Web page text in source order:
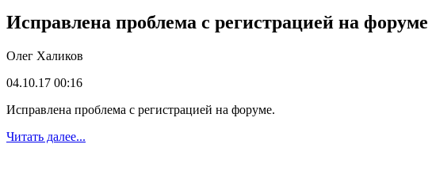
Исправлена проблема с регистрацией на форуме
Олег Халиков
04.10.17 00:16
Исправлена проблема с регистрацией на форуме.
Читать далее...